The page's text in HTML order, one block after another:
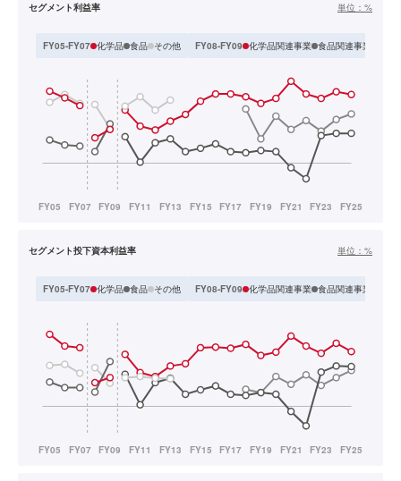
セグメント利益率 単位： %
FY05-FY07 化学品 食品 その他 FY08-FY09 化学品関連事業 食品関連事業
セグメント投下資本利益率 単位： %
FY05-FY07 化学品 食品 その他 FY08-FY09 化学品関連事業 食品関連事業